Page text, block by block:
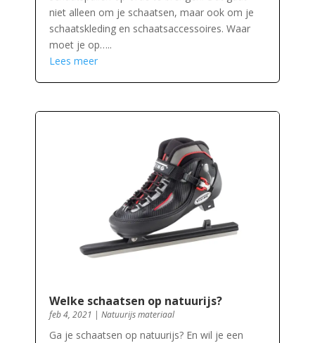
niet alleen om je schaatsen, maar ook om je
schaatskleding en schaatsaccessoires. Waar
moet je op…..
Lees meer
Welke schaatsen op natuurijs?
feb 4, 2021 | Natuurijs materiaal
Ga je schaatsen op natuurijs? En wil je een